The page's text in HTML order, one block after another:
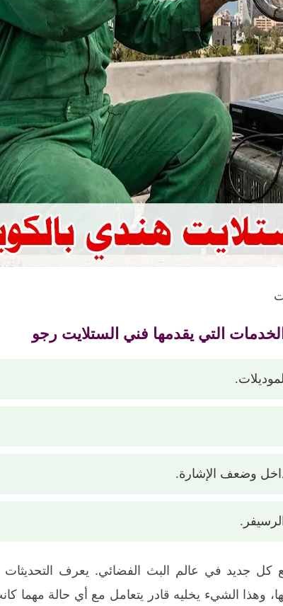
الخدمات التي يقدمها فني الستلايت رجو
وضعف الإشارة.
كل جديد في عالم البث الفضائي. يعرف التحديثات
وهذا الشيء يخليه قادر يتعامل مع أي حالة مهما